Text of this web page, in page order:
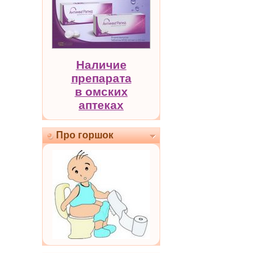
Наличие
препарата
в омских
аптеках
Про горшок